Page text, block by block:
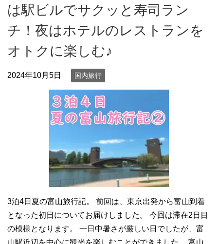
は駅ビルでサクッと寿司ラン
チ！夜はホテルのレストランを
オトクに楽しむ♪
2024年10月5日 国内旅行
3泊4日夏の富山旅行記。 前回は、東京出発から富山到着
となった初日についてお届けしました。 今回は滞在2日目
の模様となります。 一日中暑さが厳しい日でしたが、富
山駅近辺を中心に観光を楽しむことができました。 富山